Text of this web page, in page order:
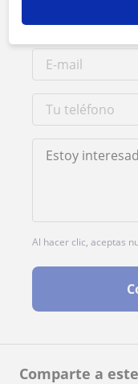
Comparte a
Al hacer clic, aceptas